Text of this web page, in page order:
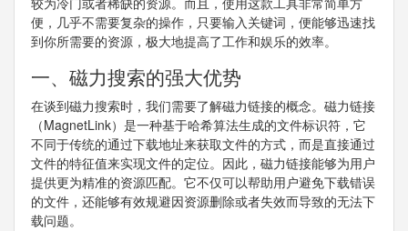
便，几乎不需要复杂的操作，只要输入关键词，便能够迅速找
到你所需要的资源，极大地提高了工作和娱乐的效率。
一、磁力搜索的强大优势
在谈到磁力搜索时，我们需要了解磁力链接的概念。磁力链接
（MagnetLink）是一种基于哈希算法生成的文件标识符，它
不同于传统的通过下载地址来获取文件的方式，而是直接通过
文件的特征值来实现文件的定位。因此，磁力链接能够为用户
提供更为精准的资源匹配。它不仅可以帮助用户避免下载错误
的文件，还能够有效规避因资源删除或者失效而导致的无法下
载问题。